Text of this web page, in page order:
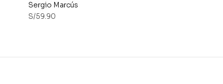
Sergio Marcús
S/59.90